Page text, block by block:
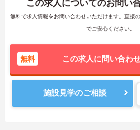
この求人についてのお問い
無料で求人情報をお問い合わせいただけます。直接
でご安心ください。
無料 この求人に問い合わ
施設見学のご相談